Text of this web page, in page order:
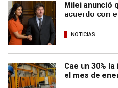
Milei anunció
acuerdo con el
NOTICIAS
Cae un 30%
el mes de